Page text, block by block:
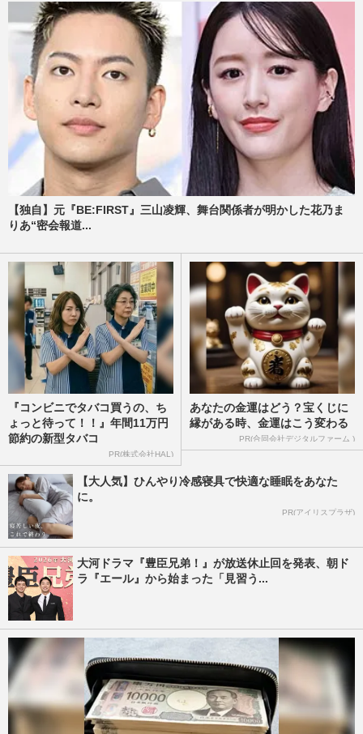
【独自】元『BE:FIRST』三山凌輝、舞台関係者が明かした花乃ま
りあ“密会報道...
『コンビニでタバコ買うの、ち
ょっと待って！！』年間11万円
節約の新型タバコ
PR(株式会社HAL)
あなたの金運はどう？宝くじに
縁がある時、金運はこう変わる
PR(合同会社デジタルファーム )
【大人気】ひんやり冷感寝具で快適な睡眠をあなた
に。
PR(アイリスプラザ)
大河ドラマ『豊臣兄弟！』が放送休止回を発表、朝ド
ラ『エール』から始まった「見習う...